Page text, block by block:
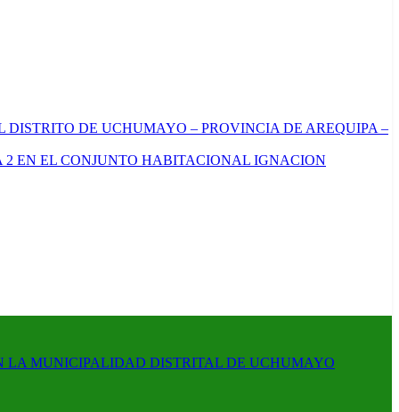
DISTRITO DE UCHUMAYO – PROVINCIA DE AREQUIPA –
EN EL CONJUNTO HABITACIONAL IGNACION
LA MUNICIPALIDAD DISTRITAL DE UCHUMAYO